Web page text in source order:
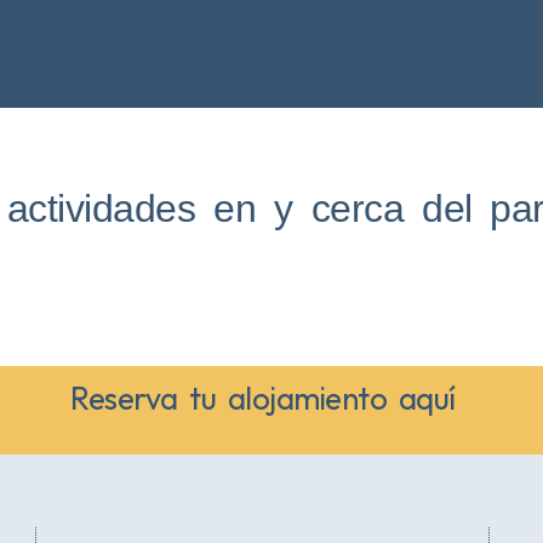
en y cerca del
Reserva tu alojamiento aquí